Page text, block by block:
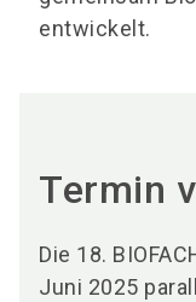
entwickelt.
Termin
Die 18.
Juni 2025